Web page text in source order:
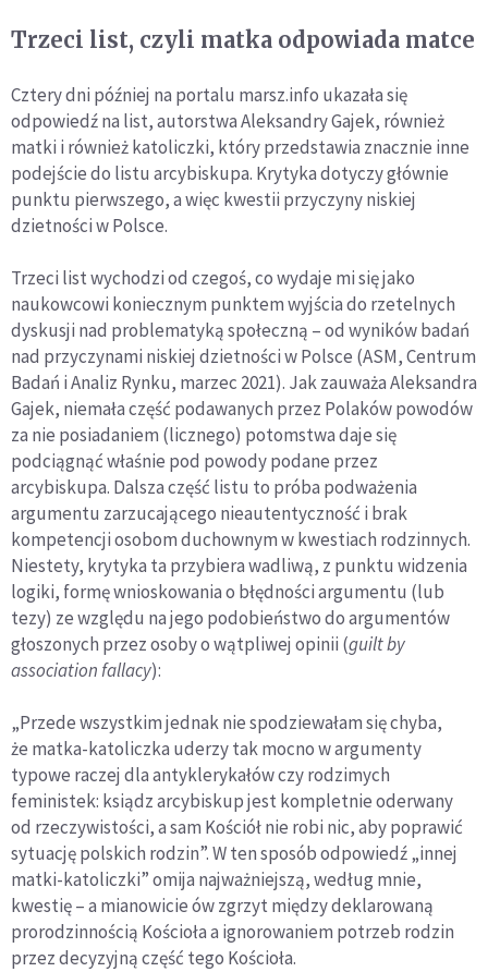
Trzeci list, czyli matka odpowiada matce
Cztery dni później na portalu marsz.info ukazała się
odpowiedź na list, autorstwa Aleksandry Gajek, również
matki i również katoliczki, który przedstawia znacznie inne
podejście do listu arcybiskupa. Krytyka dotyczy głównie
punktu pierwszego, a więc kwestii przyczyny niskiej
dzietności w Polsce.
Trzeci list wychodzi od czegoś, co wydaje mi się jako
naukowcowi koniecznym punktem wyjścia do rzetelnych
dyskusji nad problematyką społeczną – od wyników badań
nad przyczynami niskiej dzietności w Polsce (ASM, Centrum
Badań i Analiz Rynku, marzec 2021). Jak zauważa Aleksandra
Gajek, niemała część podawanych przez Polaków powodów
za nie posiadaniem (licznego) potomstwa daje się
podciągnąć właśnie pod powody podane przez
arcybiskupa. Dalsza część listu to próba podważenia
argumentu zarzucającego nieautentyczność i brak
kompetencji osobom duchownym w kwestiach rodzinnych.
Niestety, krytyka ta przybiera wadliwą, z punktu widzenia
logiki, formę wnioskowania o błędności argumentu (lub
tezy) ze względu na jego podobieństwo do argumentów
głoszonych przez osoby o wątpliwej opinii (guilt by
association fallacy):
„Przede wszystkim jednak nie spodziewałam się chyba,
że matka-katoliczka uderzy tak mocno w argumenty
typowe raczej dla antyklerykałów czy rodzimych
feministek: ksiądz arcybiskup jest kompletnie oderwany
od rzeczywistości, a sam Kościół nie robi nic, aby poprawić
sytuację polskich rodzin”. W ten sposób odpowiedź „innej
matki-katoliczki” omija najważniejszą, według mnie,
kwestię – a mianowicie ów zgrzyt między deklarowaną
prorodzinnością Kościoła a ignorowaniem potrzeb rodzin
przez decyzyjną część tego Kościoła.